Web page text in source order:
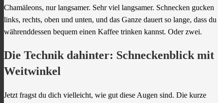
Chamäleons, nur langsamer. Sehr viel langsamer. Schnecken gucken
links, rechts, oben und unten, und das Ganze dauert so lange, dass du
währenddessen bequem einen Kaffee trinken kannst. Oder zwei.
Die Technik dahinter: Schneckenblick mit
Weitwinkel
Jetzt fragst du dich vielleicht, wie gut diese Augen sind. Die kurze